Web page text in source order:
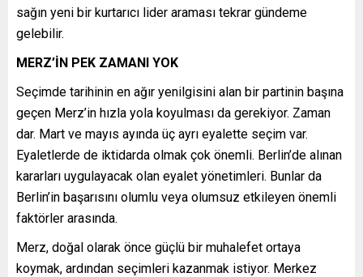
sağın yeni bir kurtarıcı lider araması tekrar gündeme
gelebilir.
MERZ’İN PEK ZAMANI YOK
Seçimde tarihinin en ağır yenilgisini alan bir partinin başına
geçen Merz’in hızla yola koyulması da gerekiyor. Zaman
dar. Mart ve mayıs ayında üç ayrı eyalette seçim var.
Eyaletlerde de iktidarda olmak çok önemli. Berlin’de alınan
kararları uygulayacak olan eyalet yönetimleri. Bunlar da
Berlin’in başarısını olumlu veya olumsuz etkileyen önemli
faktörler arasında.
Merz, doğal olarak önce güçlü bir muhalefet ortaya
koymak, ardından seçimleri kazanmak istiyor. Merkez